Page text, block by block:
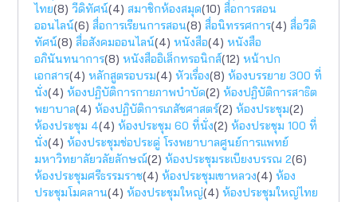
ไทย(8) วีดิทัศน์(4) สมาชิกห้องสมุด(10) สื่อการสอน
ออนไลน์(6) สื่อการเรียนการสอน(8) สื่อนิทรรศการ(4) สื่อวีดิ
ทัศน์(8) สื่อสังคมออนไลน์(4) หนังสือ(4) หนังสือ
อภินันทนาการ(8) หนังสืออิเล็กทรอนิกส์(12) หน้าปก
เอกสาร(4) หลักสูตรอบรม(4) หัวเรื่อง(8) ห้องบรรยาย 300 ที่
นั่ง(4) ห้องปฏิบัติการกายภาพบำบัด(2) ห้องปฏิบัติการสาธิต
พยาบาล(4) ห้องปฏิบัติการเภสัชศาสตร์(2) ห้องประชุม(2)
ห้องประชุม 4(4) ห้องประชุม 60 ที่นั่ง(2) ห้องประชุม 100 ที่
นั่ง(4) ห้องประชุมช่อประดู่ โรงพยาบาลศูนย์การแพทย์
มหาวิทยาลัยวลัยลักษณ์(2) ห้องประชุมระเบียงบรรณ 2(6)
ห้องประชุมศรีธรรมราช(4) ห้องประชุมเขาหลวง(4) ห้อง
ประชุมโมคลาน(4) ห้องประชุมใหญ่(4) ห้องประชุมใหญ่ไทย